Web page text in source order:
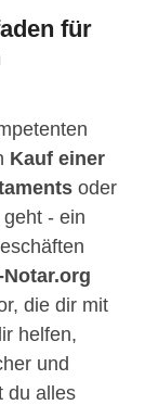
für
Kauf einer
oder
geht - ein
Notar.org
die dir mit
helfen,
und
du alles